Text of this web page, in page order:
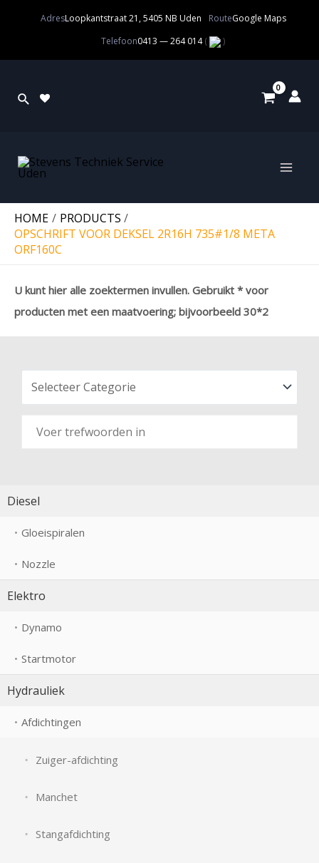
AdresLoopkantstraat 21, 5405 NB Uden RouteGoogle Maps
Telefoon0413 — 264 014( )
HOME
PRODUCTS
OPSCHRIFT VOOR DEKSEL 2R16H 735#1/8 META
ORF160C
U kunt hier alle zoektermen invullen. Gebruikt * voor
producten met een maatvoering; bijvoorbeeld 30*2
Diesel
Gloeispiralen
Nozzle
Elektro
Dynamo
Startmotor
Hydrauliek
Afdichtingen
Zuiger-afdichting
Manchet
Stangafdichting